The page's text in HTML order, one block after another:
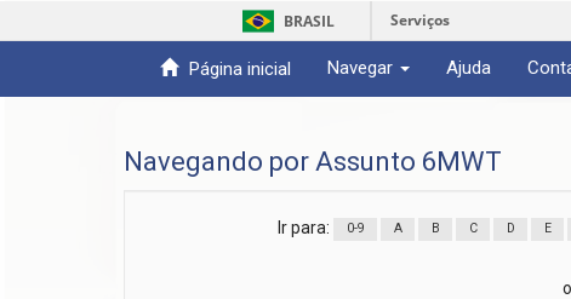
BRASIL Serviços
Página inicial Navegar Ajuda
Navegando por Assunto 6MWT
Ir para: 0-9 A B C D E